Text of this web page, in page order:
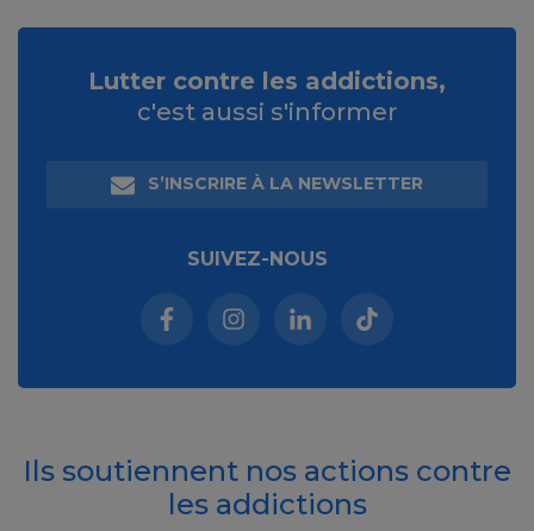
Lutter contre les addictions,
c'est aussi s'informer
S’INSCRIRE À LA NEWSLETTER
SUIVEZ-NOUS
Facebook (nouvelle fenêtre)
Instagram (nouvelle fenêtre)
Linkedin (nouvelle
Tiktok (nouvelle
Ils soutiennent nos actions contre
les addictions